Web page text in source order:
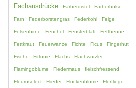
Fachausdrücke Färberdistel Färberhülse
Farn Federborstengras Federkohl Feige
Felsenbirne Fenchel Fensterblatt Fetthenne
Fettkraut Feuerwanze Fichte Ficus Fingerhut
Fische Fittonie Flachs Flachwurzler
Flamingoblume Fledermaus fleischfressend
Fleuroselect Flieder Flockenblume Florfliege